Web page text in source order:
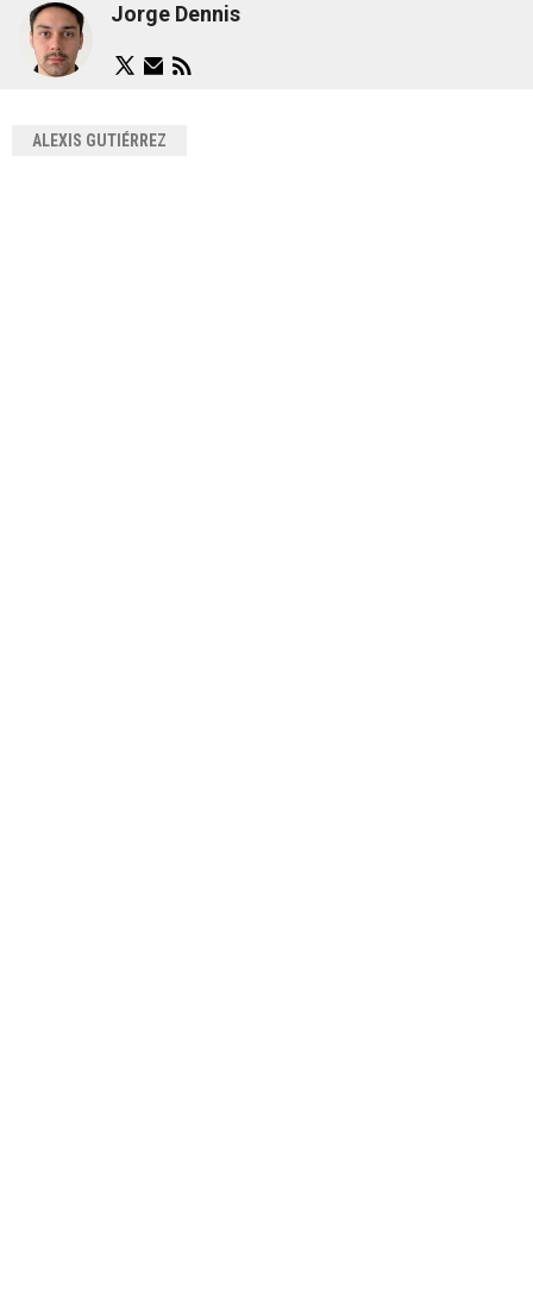
Jorge Dennis
ALEXIS GUTIÉRREZ